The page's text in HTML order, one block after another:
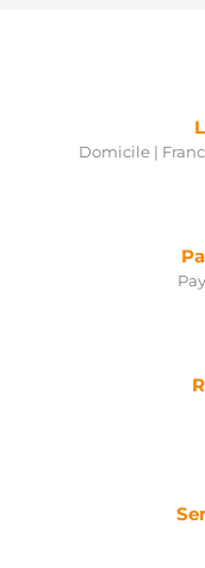
Domicile |